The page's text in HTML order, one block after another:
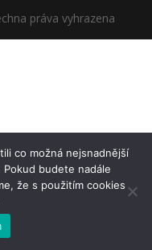
práva vyhrazena
co možná nejsnadnější
budete nadále
že s použitím cookies